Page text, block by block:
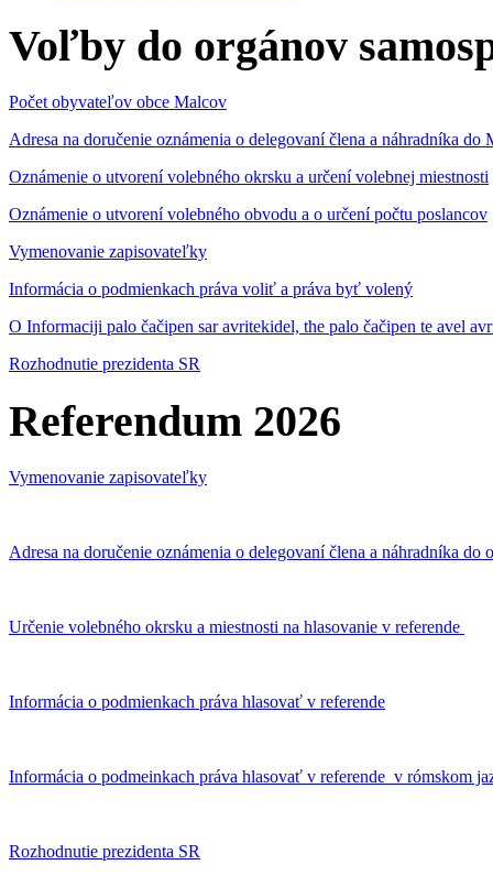
Voľby do orgánov
Počet obyvateľov obce Malcov
Adresa na doručenie oznámenia o delegovaní člena a náhradníka
Oznámenie o utvorení volebného okrsku a určení volebnej miestnosti
Oznámenie o utvorení volebného obvodu a o určení počtu poslancov
Vymenovanie zapisovateľky
Informácia o podmienkach práva voliť a práva byť volený
O Informaciji palo čačipen sar avritekidel, the palo čačipen te avel
Rozhodnutie prezidenta SR
Referendum 2026
Vymenovanie zapisovateľky
Adresa na doručenie oznámenia o delegovaní člena a náhradníka
Určenie volebného okrsku a miestnosti na hlasovanie v referende
Informácia o podmienkach práva hlasovať v referende
Informácia o podmeinkach práva hlasovať v referende v rómskom
Rozhodnutie prezidenta SR